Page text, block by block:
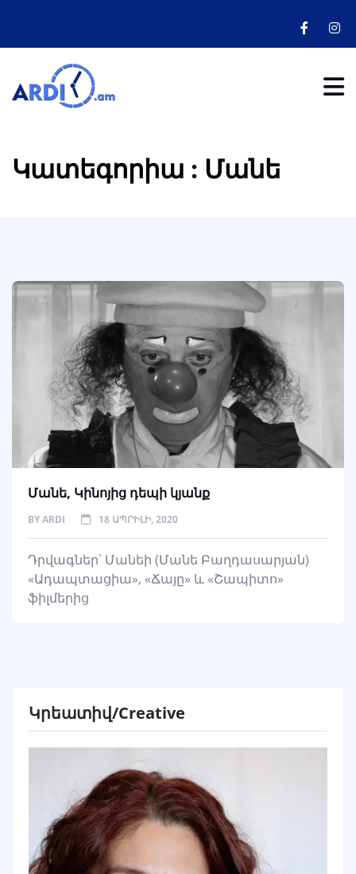
Կատեգորիա : Մանե
Մանե, Կինոյից դեպի կյանք
BYARDI 18 ԱՊՐԻԼԻ, 2020
Դրվագներ՝ Մանեի (Մանե Բաղդասարյան)
«Ադապտացիա», «Ճայը» և «Շապիտո»
ֆիլմերից
Կրեատիվ/Creative